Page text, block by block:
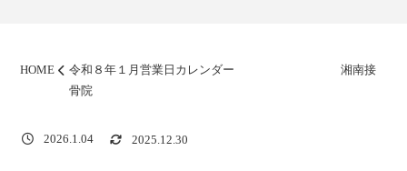
HOME
令和８年１月営業日カレンダー 湘南接
骨院
2026.1.04 2025.12.30